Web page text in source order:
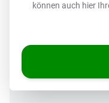
können auch hier